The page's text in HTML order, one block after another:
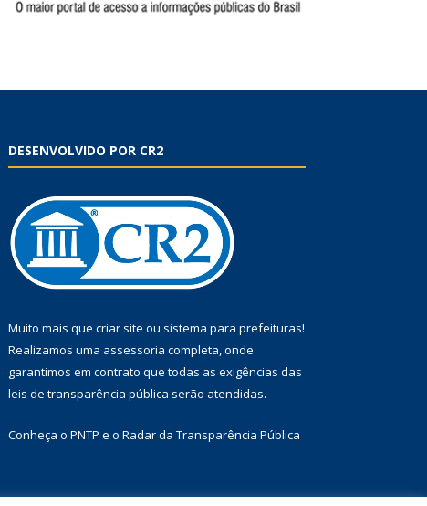
DESENVOLVIDO POR CR2
Muito mais que criar site ou sistema para prefeituras!
Realizamos uma assessoria completa, onde
garantimos em contrato que todas as exigências das
leis de transparência pública serão atendidas.
Conheça o PNTP e o Radar da Transparência Pública